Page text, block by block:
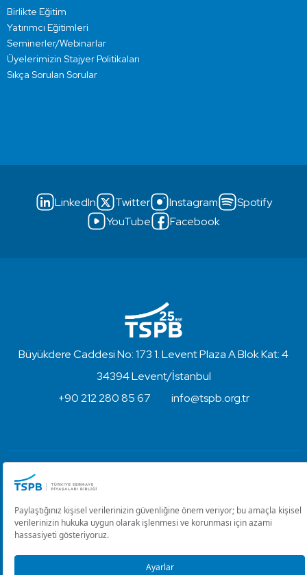
Birlikte Eğitim
Yatırımcı Eğitimleri
Seminerler/Webinarlar
Üyelerimizin Stajyer Politikaları
Sıkça Sorulan Sorular
LinkedIn Twitter Instagram
Spotify
YouTube
Facebook
Büyükdere Caddesi No: 173 1. Levent Plaza A Blok Kat: 4
34394 Levent/İstanbul
+90 212 280 85 67
info@tspb.org.tr
Kullanım Koşulları ve Gizlilik
Çerez Ayarlarını Düzenle